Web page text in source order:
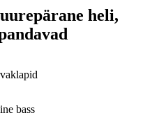
heli,
bass